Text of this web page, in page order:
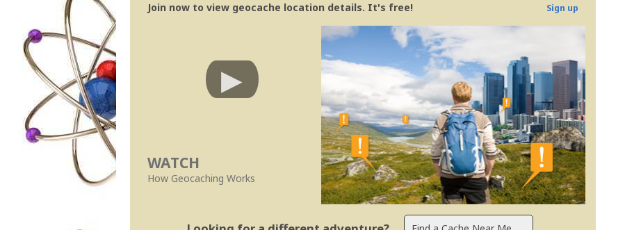
Join now to view geocache location details. It's free! Sign up
WATCH
How Geocaching Works